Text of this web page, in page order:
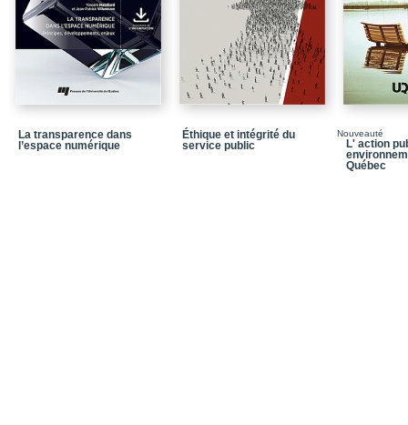
Bibliographie
Chapitre 3 - Analyse
changements
Conclusion
Bibliographie
Chapitre 4 -
aux changements
La transparence dans
l’espace numérique
Éthique et intégrité du
service public
Nouveauté
L' action
Québec